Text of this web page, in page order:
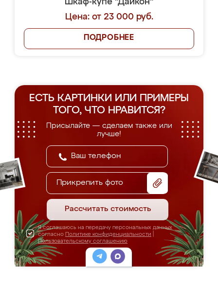
Шкаф-купе "Дайкон"
Цена: от 23 000 руб.
ПОДРОБНЕЕ
ЕСТЬ КАРТИНКИ ИЛИ ПРИМЕРЫ
ТОГО, ЧТО НРАВИТСЯ?
Присылайте — сделаем также или
лучше!
Прикрепить фото
Рассчитать стоимость
Я соглашаюсь на передачу персональных данных
согласно Политике конфиденциальности
Пользовательскому соглашению